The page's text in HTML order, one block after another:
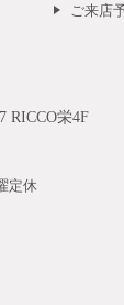
ご来店
RICCO栄4F
定休